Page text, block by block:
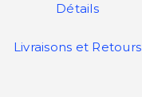
Détails
Livraisons et Retours